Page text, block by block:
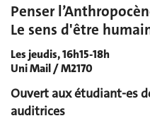
Penser
Le sens d'être
Les jeudis, 16h15-18h
Uni Mail / M2170
Ouvert aux étudiant-es
auditrices